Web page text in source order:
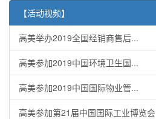
【活动视频】
高美举办2019全国经销商售后...
高美参加2019中国环境卫生国...
高美参加2019中国国际物业管...
高美参加第21届中国国际工业博览会